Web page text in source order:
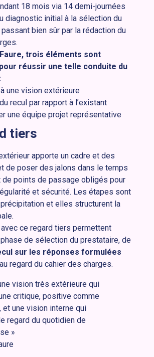
18 mois via 14 demi-journées
diagnostic initial à la sélection du
bien sûr par la rédaction du
trois éléments sont
réussir une telle conduite du
une vision extérieure
recul par rapport à l’existant
une équipe projet représentative
tiers
apporte un cadre et des
de poser des jalons dans le temps
de points de passage obligés pour
et sécurité. Les étapes sont
et elles structurent la
ce regard tiers permettent
de sélection du prestataire, de
sur les réponses formulées
regard du cahier des charges.
vision très extérieure qui
critique, positive comme
et une vision interne qui
regard du quotidien de
»